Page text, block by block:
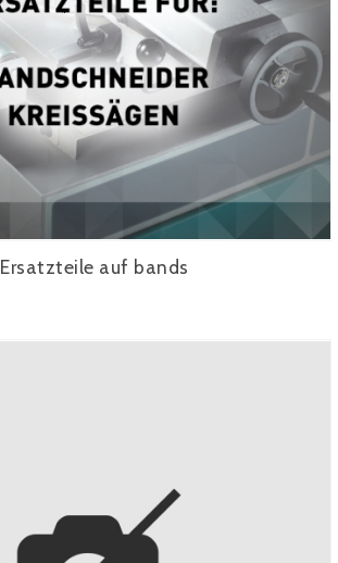
Ersatzteile auf bands